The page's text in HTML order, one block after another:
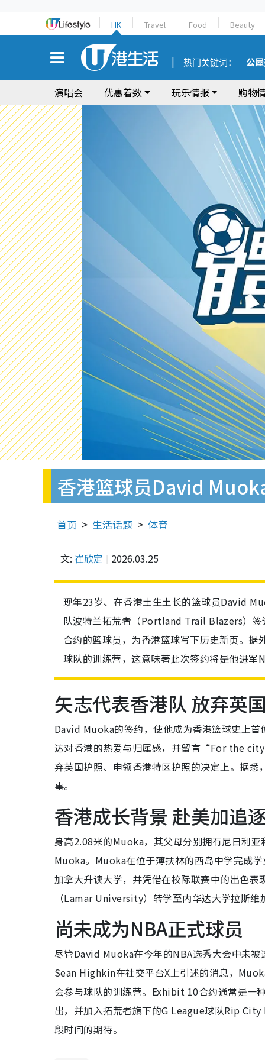
HK Travel Food Beauty
热门关键词： 公
演唱会 优惠着数 玩乐情报 购物
香港篮球员David
首页 生活话题 体育
文: 崔欣定 2026.03.25
现年23岁、在香港土生土长的篮球员David
队波特兰拓荒者（Portland Trail Blazers）
合约的篮球员，为香港篮球写下历史新页。
球队的训练营，这意味著此次签约将是他进军
矢志代表香港队 放弃英
David Muoka的签约，使他成为香港篮球史上
达对香港的热爱与归属感，并留言“For the
弃英国护照、申领香港特区护照的决定上。据
事。
香港成长背景 赴美加追
身高2.08米的Muoka，其父母分别拥有尼日利
Muoka。Muoka在位于薄扶林的西岛中学完成
加拿大升读大学，并凭借在校际联赛中的出色
（Lamar University）转学至内华达大学拉斯
尚未成为NBA正式球员
尽管David Muoka在今年的NBA选秀大会中未
Sean Highkin在社交平台X上引述的消息，
会参与球队的训练营。Exhibit 10合约通常是一
出，并加入拓荒者旗下的G League球队Rip
段时间的期待。